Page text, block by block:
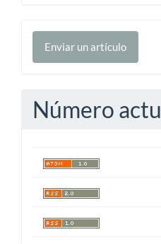
Enviar
unEnviar un artículo
Número